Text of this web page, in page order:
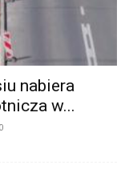
nabiera
w...